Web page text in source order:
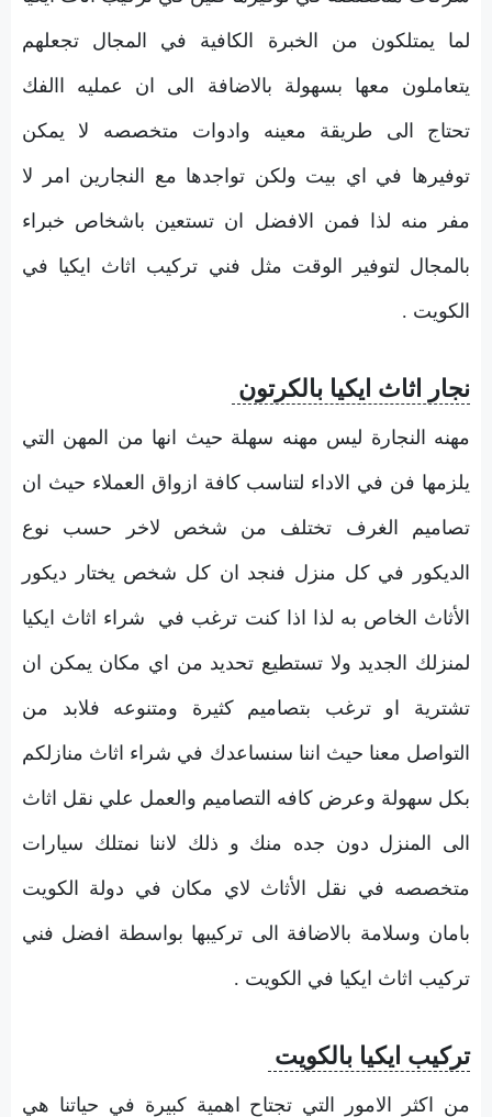
لما يمتلكون من الخبرة الكافية في المجال تجعلهم
يتعاملون معها بسهولة بالاضافة الى ان عمليه االفك
تحتاج الى طريقة معينه وادوات متخصصه لا يمكن
توفيرها في اي بيت ولكن تواجدها مع النجارين امر لا
مفر منه لذا فمن الافضل ان تستعين باشخاص خبراء
بالمجال لتوفير الوقت مثل فني تركيب اثاث ايكيا في
الكويت .
نجار اثاث ايكيا بالكرتون
مهنه النجارة ليس مهنه سهلة حيث انها من المهن التي
يلزمها فن في الاداء لتناسب كافة ازواق العملاء حيث ان
تصاميم الغرف تختلف من شخص لاخر حسب نوع
الديكور في كل منزل فنجد ان كل شخص يختار ديكور
الأثاث الخاص به لذا اذا كنت ترغب في شراء اثاث ايكيا
لمنزلك الجديد ولا تستطيع تحديد من اي مكان يمكن ان
تشترية او ترغب بتصاميم كثيرة ومتنوعه فلابد من
التواصل معنا حيث اننا سنساعدك في شراء اثاث منازلكم
بكل سهولة وعرض كافه التصاميم والعمل علي نقل اثاث
الى المنزل دون جده منك و ذلك لاننا نمتلك سيارات
متخصصه في نقل الأثاث لاي مكان في دولة الكويت
بامان وسلامة بالاضافة الى تركيبها بواسطة افضل فني
تركيب اثاث ايكيا في الكويت .
تركيب ايكيا بالكويت
من اكثر الامور التي تجتاح اهمية كبيرة في حياتنا هي